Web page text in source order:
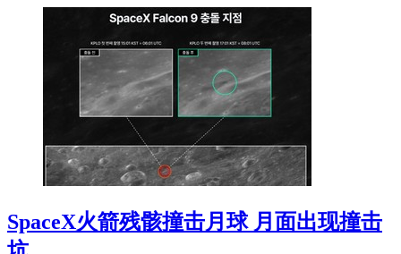
SpaceX火箭残骸撞击月球 月面出现撞击